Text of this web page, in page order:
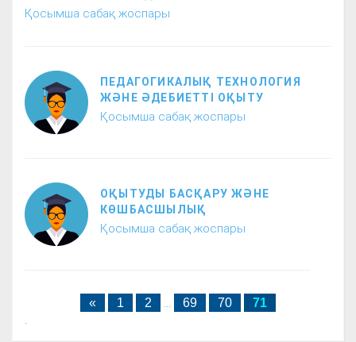
Қосымша сабақ жоспары
ПЕДАГОГИКАЛЫҚ ТЕХНОЛОГИЯ
ЖӘНЕ ӘДЕБИЕТТІ ОҚЫТУ
Қосымша сабақ жоспары
OҚЫТУДЫ БACҚAРУ ЖӘНE
КӨШБACШЫЛЫҚ
Қосымша сабақ жоспары
« 1 2 ... 69 70 71
.